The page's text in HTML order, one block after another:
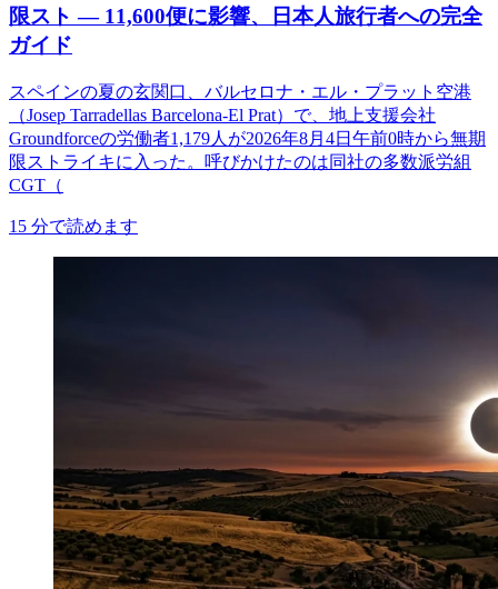
限スト ― 11,600便に影響、日本人旅行者への完全
ガイド
スペインの夏の玄関口、バルセロナ・エル・プラット空港
（Josep Tarradellas Barcelona-El Prat）で、地上支援会社
Groundforceの労働者1,179人が2026年8月4日午前0時から無期
限ストライキに入った。呼びかけたのは同社の多数派労組
CGT（
15 分で読めます